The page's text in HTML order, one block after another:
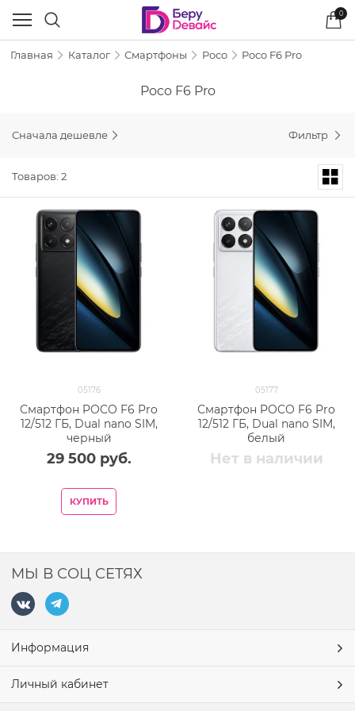
0
Главная Каталог Смартфоны Poco Poco F6 Pro
Poco F6 Pro
Сначала дешевле Фильтр
Товаров: 2
05176
Смартфон POCO F6 Pro
12/512 ГБ, Dual nano SIM,
черный
29 500 руб.
КУПИТЬ
05177
Смартфон POCO F6 Pro
12/512 ГБ, Dual nano SIM,
белый
Нет в наличии
МЫ В СОЦ СЕТЯХ
Информация
Личный кабинет